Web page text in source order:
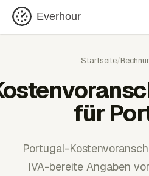
Everhour
Startseite/
für
Portugal-
IVA-bereite Angaben